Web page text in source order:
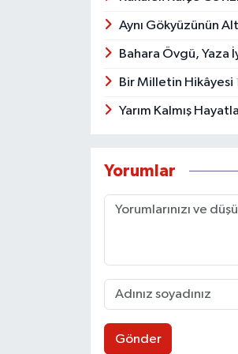
Aynı Gökyüzünün
Bahara Övgü, Yaza
Bir Milletin Hikâyesi
Yarım Kalmış
Yorumlar
Gönder